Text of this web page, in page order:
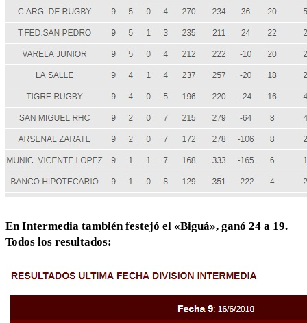
En Intermedia también festejó el «Biguá», ganó 24 a 19.
Todos los resultados: